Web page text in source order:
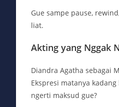
Gue sampe pause,
liat.
Akting yang Nggak
Diandra Agatha sebagai
Ekspresi matanya
ngerti maksud gue?